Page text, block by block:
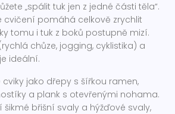
„spálit tuk jen z jedné části těla“.
cvičení pomáhá celkově zrychlit
tomu i tuk z boků postupně mizí.
chůze, jogging, cyklistika) a
ideální.
jako dřepy s šířkou ramen,
a plank s otevřenými nohama.
břišní svaly a hýžďové svaly,